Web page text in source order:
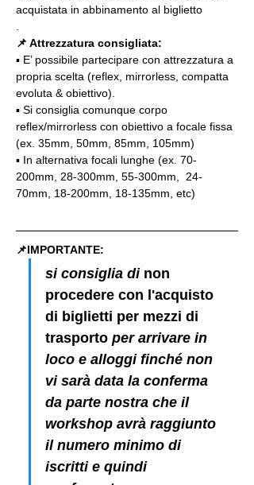
acquistata in abbinamento al biglietto
📌 Attrezzatura consigliata:
▪️ E’ possibile partecipare con attrezzatura a
propria scelta (reflex, mirrorless, compatta
evoluta & obiettivo).
▪️ Si consiglia comunque corpo
reflex/mirrorless con obiettivo a focale fissa
(ex. 35mm, 50mm, 85mm, 105mm)
▪️ In alternativa focali lunghe (ex. 70-
200mm, 28-300mm, 55-300mm,  24-
70mm, 18-200mm, 18-135mm, etc)
📌IMPORTANTE:
si consiglia di non
procedere con l'acquisto
di biglietti per mezzi di
trasporto per arrivare in
loco e alloggi finché non
vi sarà data la conferma
da parte nostra che il
workshop avrà raggiunto
il numero minimo di
iscritti e quindi